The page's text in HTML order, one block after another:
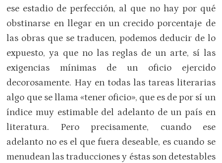
ese estadio de perfección, al que no hay por qué
obstinarse en llegar en un crecido porcentaje de
las obras que se traducen, podemos deducir de lo
expuesto, ya que no las reglas de un arte, sí las
exigencias mínimas de un oficio ejercido
decorosamente. Hay en todas las tareas literarias
algo que se llama «tener oficio», que es de por sí un
índice muy estimable del adelanto de un país en
literatura. Pero precisamente, cuando ese
adelanto no es el que fuera deseable, es cuando se
menudean las traducciones y éstas son detestables